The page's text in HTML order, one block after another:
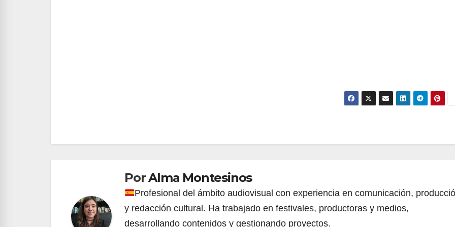
de
entradasPorAlma Montesinos
Profesional del ámbito audiovisual con experiencia en comunicación,
y redacción cultural. Ha trabajado en festivales, productoras y medios,
desarrollando contenidos y gestionando proyectos.